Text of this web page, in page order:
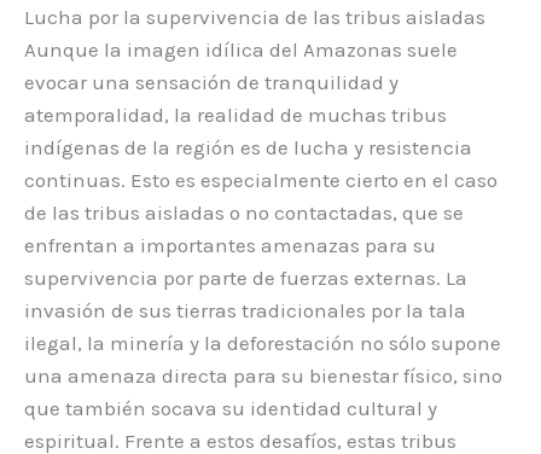
Lucha por la supervivencia de las tribus aisladas
Aunque la imagen idílica del Amazonas suele
evocar una sensación de tranquilidad y
atemporalidad, la realidad de muchas tribus
indígenas de la región es de lucha y resistencia
continuas. Esto es especialmente cierto en el caso
de las tribus aisladas o no contactadas, que se
enfrentan a importantes amenazas para su
supervivencia por parte de fuerzas externas. La
invasión de sus tierras tradicionales por la tala
ilegal, la minería y la deforestación no sólo supone
una amenaza directa para su bienestar físico, sino
que también socava su identidad cultural y
espiritual. Frente a estos desafíos, estas tribus